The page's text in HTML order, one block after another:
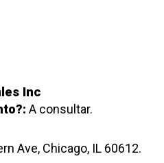
Inc
A consultar.
Ave, Chicago, IL 60612.